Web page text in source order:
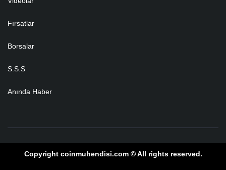
Fırsatlar
Borsalar
S.S.S
Anında Haber
Copyright coinmuhendisi.com © All rights reserved.